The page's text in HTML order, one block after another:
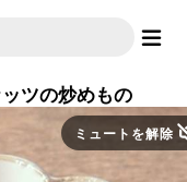
ツの炒めもの
ミュートを解除